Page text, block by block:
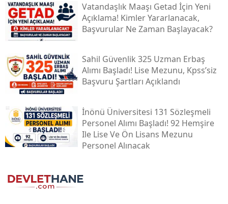
Vatandaşlık Maaşı Getad İçin Yeni
Açıklama! Kimler Yararlanacak,
Başvurular Ne Zaman Başlayacak?
Sahil Güvenlik 325 Uzman Erbaş
Alımı Başladı! Lise Mezunu, Kpss’siz
Başvuru Şartları Açıklandı
İnönü Üniversitesi 131 Sözleşmeli
Personel Alımı Başladı! 92 Hemşire
Ile Lise Ve Ön Lisans Mezunu
Personel Alınacak